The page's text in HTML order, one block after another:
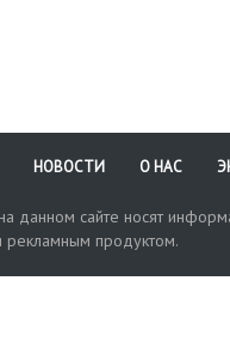
НОВОСТИ О НАС
данном сайте носят
рекламным продуктом.